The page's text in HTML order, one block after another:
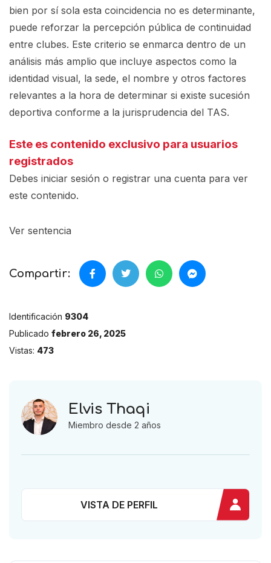
bien por sí sola esta coincidencia no es determinante,
puede reforzar la percepción pública de continuidad
entre clubes. Este criterio se enmarca dentro de un
análisis más amplio que incluye aspectos como la
identidad visual, la sede, el nombre y otros factores
relevantes a la hora de determinar si existe sucesión
deportiva conforme a la jurisprudencia del TAS.
Este es contenido exclusivo para usuarios
registrados
Debes iniciar sesión o registrar una cuenta para ver
este contenido.
Ver sentencia
Compartir:
Identificación 9304
Publicado febrero 26, 2025
Vistas: 473
Elvis Thaqi
Miembro desde 2 años
VISTA DE PERFIL